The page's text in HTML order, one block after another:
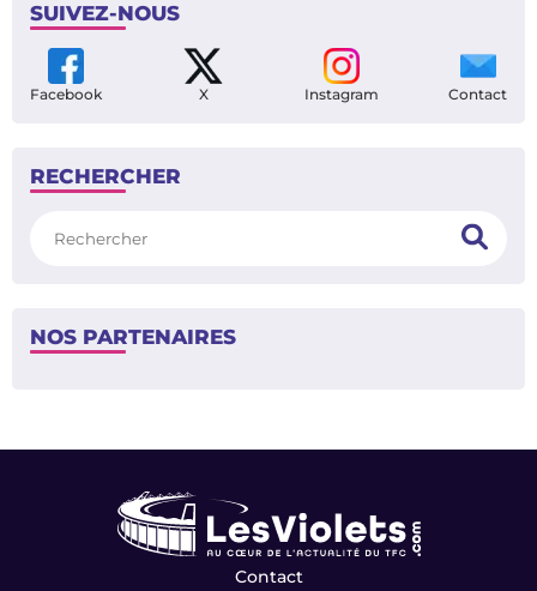
SUIVEZ-NOUS
Facebook X Instagram Contact
RECHERCHER
NOS PARTENAIRES
Contact